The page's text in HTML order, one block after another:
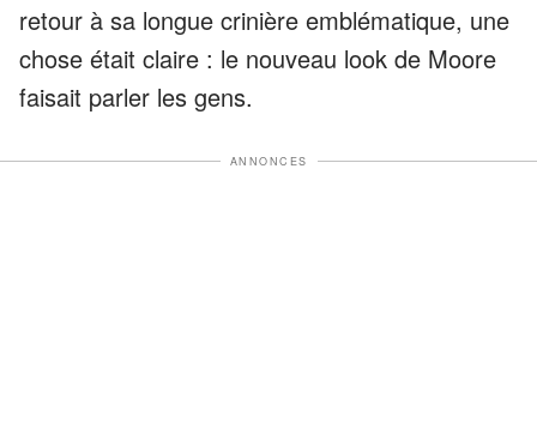
retour à sa longue crinière emblématique, une
chose était claire : le nouveau look de Moore
faisait parler les gens.
ANNONCES